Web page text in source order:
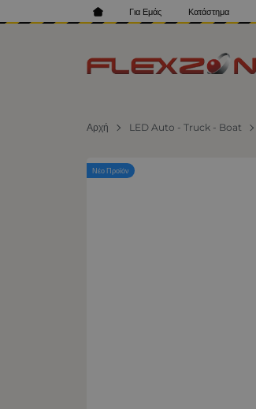
Για Εμάς Κατάστημα
Αρχή LED Auto - Truck - Boat
Νέο Προϊόν